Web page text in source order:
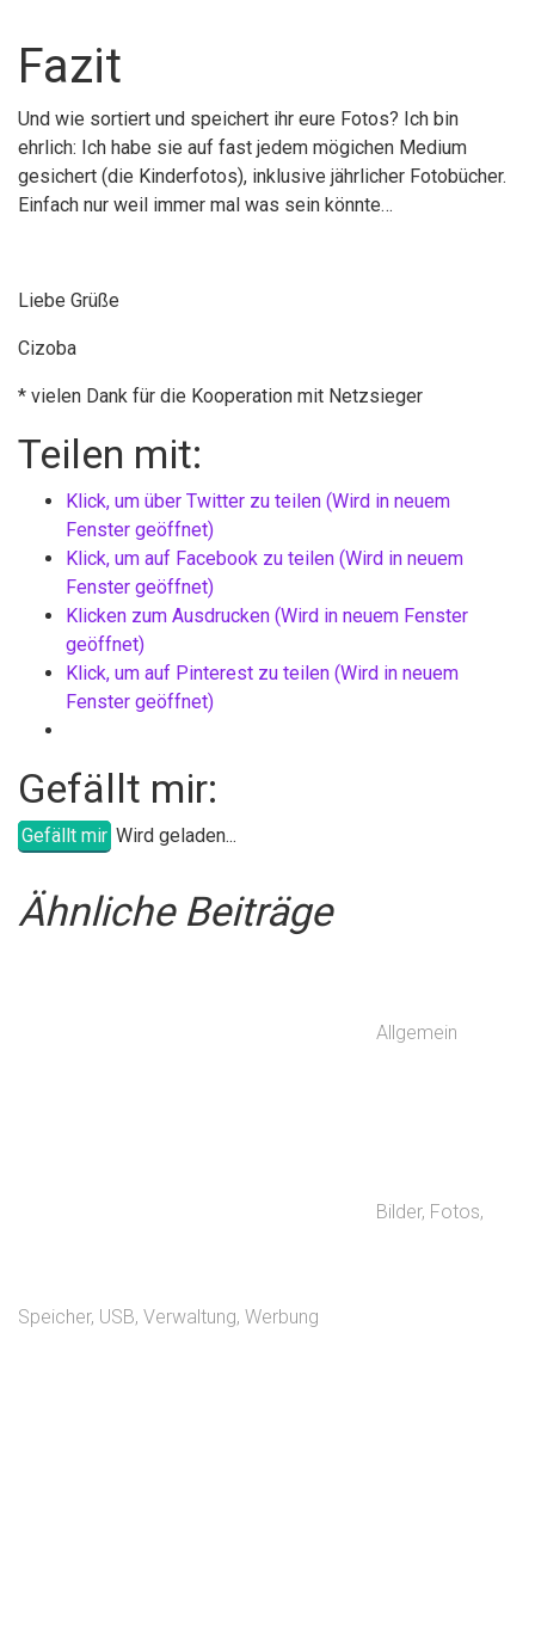
Fazit
Und wie sortiert und speichert ihr eure Fotos? Ich bin
ehrlich: Ich habe sie auf fast jedem mögichen Medium
gesichert (die Kinderfotos), inklusive jährlicher Fotobücher.
Einfach nur weil immer mal was sein könnte…
Liebe Grüße
Cizoba
* vielen Dank für die Kooperation mit Netzsieger
Teilen mit:
Klick, um über Twitter zu teilen (Wird in neuem
Fenster geöffnet)
Klick, um auf Facebook zu teilen (Wird in neuem
Fenster geöffnet)
Klicken zum Ausdrucken (Wird in neuem Fenster
geöffnet)
Klick, um auf Pinterest zu teilen (Wird in neuem
Fenster geöffnet)
Gefällt mir:
Gefällt mir Wird geladen...
Ähnliche Beiträge
Allgemein
Bilder, Fotos,
Speicher, USB, Verwaltung, Werbung